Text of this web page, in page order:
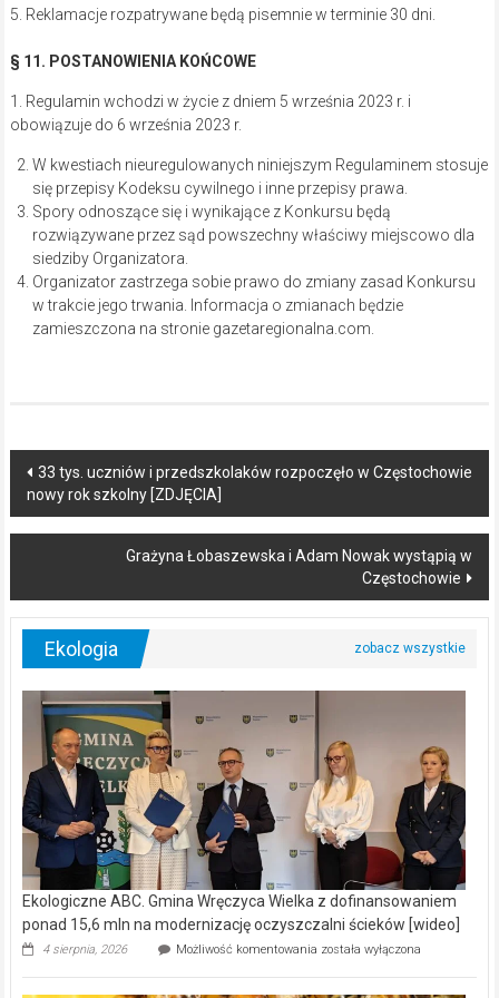
5. Reklamacje rozpatrywane będą pisemnie w terminie 30 dni.
§ 11. POSTANOWIENIA KOŃCOWE
1. Regulamin wchodzi w życie z dniem 5 września 2023 r. i
obowiązuje do 6 września 2023 r.
W kwestiach nieuregulowanych niniejszym Regulaminem stosuje
się przepisy Kodeksu cywilnego i inne przepisy prawa.
Spory odnoszące się i wynikające z Konkursu będą
rozwiązywane przez sąd powszechny właściwy miejscowo dla
siedziby Organizatora.
Organizator zastrzega sobie prawo do zmiany zasad Konkursu
w trakcie jego trwania. Informacja o zmianach będzie
zamieszczona na stronie gazetaregionalna.com.
Post
navigation
33 tys. uczniów i przedszkolaków rozpoczęło w Częstochowie
nowy rok szkolny [ZDJĘCIA]
Grażyna Łobaszewska i Adam Nowak wystąpią w
Częstochowie
Ekologia
Ekologiczne ABC. Gmina Wręczyca Wielka z dofinansowaniem
ponad 15,6 mln na modernizację oczyszczalni ścieków [wideo]
4 sierpnia, 2026 Możliwość komentowania Ekologiczne
została wyłączona